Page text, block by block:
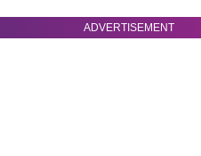
ADVERTISEMENT